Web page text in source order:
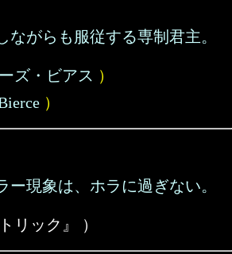
ながらも服従する専制君主。
ズ・ビアス ）
）
ー現象は、ホラに過ぎない。
リック』 ）